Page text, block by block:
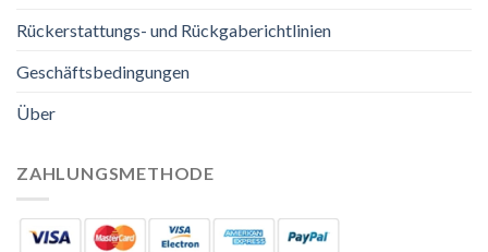
Rückerstattungs- und Rückgaberichtlinien
Geschäftsbedingungen
Über
ZAHLUNGSMETHODE